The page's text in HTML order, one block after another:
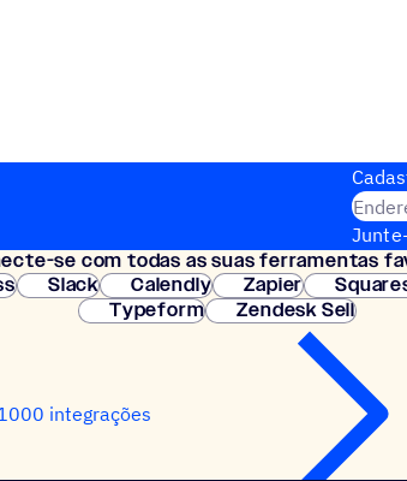
se com todas as suas ferramentas
Slack Calendly Zapier
Typeform
Zendesk Sell
integrações